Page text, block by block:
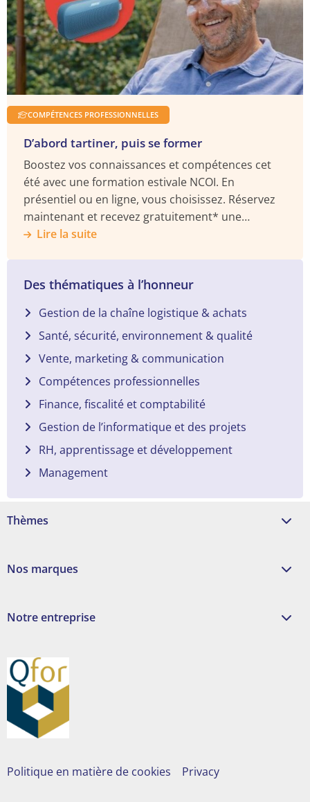
D’abord tartiner, puis se former
COMPÉTENCES PROFESSIONNELLES
Boostez vos connaissances et compétences cet
été avec une formation estivale NCOI. En
présentiel ou en ligne, vous choisissez. Réservez
maintenant et recevez gratuitement* une
enceinte BOSE Soundlink.
Lire la suite
Des thématiques à l’honneur
Gestion de la chaîne logistique & achats
Santé, sécurité, environnement & qualité
Vente, marketing & communication
Compétences professionnelles
Finance, fiscalité et comptabilité
Gestion de l’informatique et des projets
RH, apprentissage et développement
Management
Thèmes
Nos marques
Notre entreprise
Politique en matière de cookies Privacy